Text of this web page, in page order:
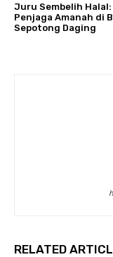
Juru Sembelih Halal:
Penjaga Amanah di
Sepotong Daging
RELATED